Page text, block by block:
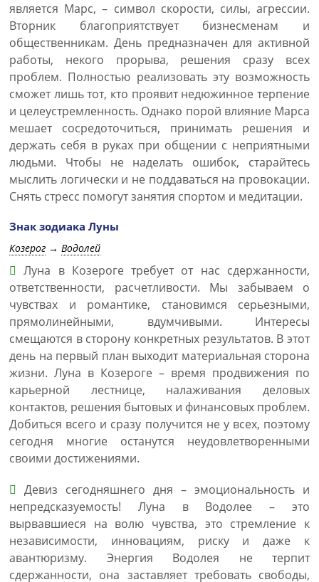
является Марс, – символ скорости, силы, агрессии.
Вторник благоприятствует бизнесменам и
общественникам. День предназначен для активной
работы, некого прорыва, решения сразу всех
проблем. Полностью реализовать эту возможность
сможет лишь тот, кто проявит недюжинное терпение
и целеустремленность. Однако порой влияние Марса
мешает сосредоточиться, принимать решения и
держать себя в руках при общении с неприятными
людьми. Чтобы не наделать ошибок, старайтесь
мыслить логически и не поддаваться на провокации.
Снять стресс помогут занятия спортом и медитации.
Знак зодиака Луны
Козерог → Водолей
Луна в Козероге требует от нас сдержанности,
ответственности, расчетливости. Мы забываем о
чувствах и романтике, становимся серьезными,
прямолинейными, вдумчивыми. Интересы
смещаются в сторону конкретных результатов. В этот
день на первый план выходит материальная сторона
жизни. Луна в Козероге – время продвижения по
карьерной лестнице, налаживания деловых
контактов, решения бытовых и финансовых проблем.
Добиться всего и сразу получится не у всех, поэтому
сегодня многие останутся неудовлетворенными
своими достижениями.
Девиз сегодняшнего дня – эмоциональность и
непредсказуемость! Луна в Водолее – это
вырвавшиеся на волю чувства, это стремление к
независимости, инновациям, риску и даже к
авантюризму. Энергия Водолея не терпит
сдержанности, она заставляет требовать свободы,